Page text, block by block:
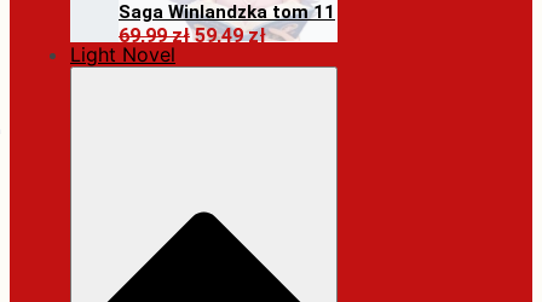
Saga Winlandzka tom 11
69,99złPierwotna
59,49złAktualna
Dodaj do koszyka
Light Novel